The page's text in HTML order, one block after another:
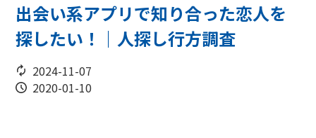
出会い系アプリで知り合った恋人を
探したい！｜人探し行方調査
2024-11-07
2020-01-10